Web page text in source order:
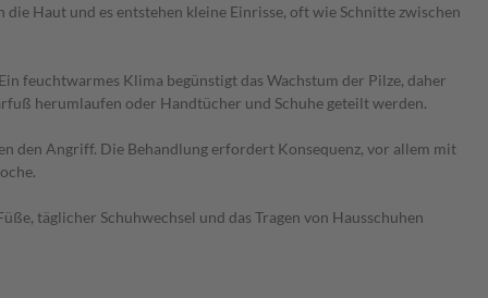
Haut und es entstehen kleine Einrisse, oft wie Schnitte zwischen
feuchtwarmes Klima begünstigt das Wachstum der Pilze, daher
herumlaufen oder Handtücher und Schuhe geteilt werden.
den Angriff. Die Behandlung erfordert Konsequenz, vor allem mit
täglicher Schuhwechsel und das Tragen von Hausschuhen